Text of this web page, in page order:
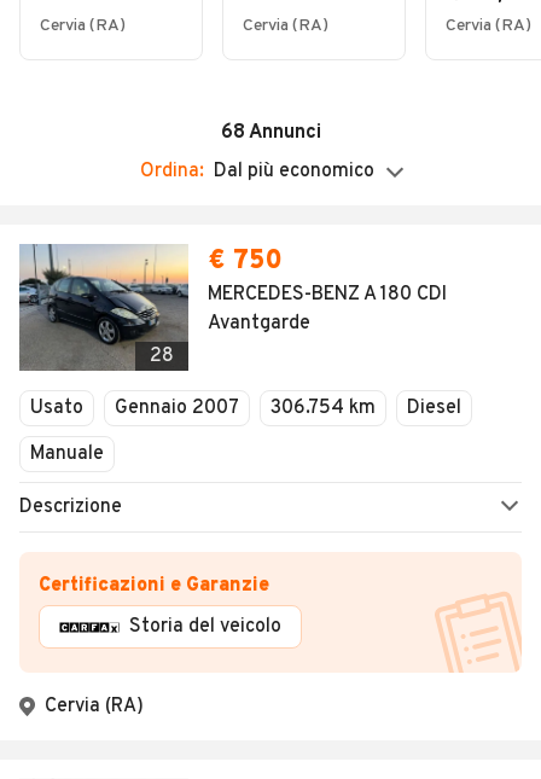
Turbo 120 CV
Cervia (RA)
5p. Met.Ec. Gold
Cervia (RA)
n-tec
Cervia (RA)
68 Annunci
Ordina: Dal più economico
28
€ 750
MERCEDES-BENZ A 180 CDI
Avantgarde
Usato Gennaio 2007 306.754 km
Diesel
Manuale
Descrizione
Certificazioni e Garanzie
Storia del veicolo
Cervia (RA)